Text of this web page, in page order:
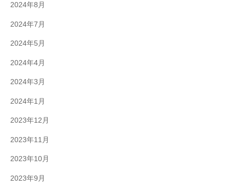
2024年8月
2024年7月
2024年5月
2024年4月
2024年3月
2024年1月
2023年12月
2023年11月
2023年10月
2023年9月